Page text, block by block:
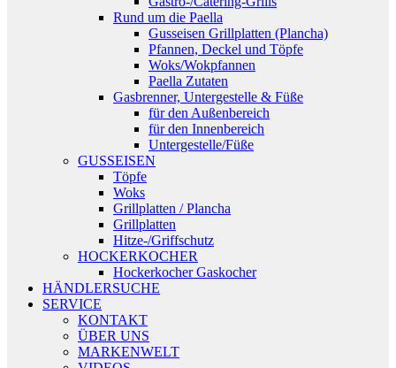
Rund um die Paella
Gusseisen Grillplatten (Plancha)
Pfannen, Deckel und Töpfe
Woks/Wokpfannen
Paella Zutaten
Gasbrenner, Untergestelle & Füße
für den Außenbereich
für den Innenbereich
Untergestelle/Füße
GUSSEISEN
Töpfe
Woks
Grillplatten / Plancha
Grillplatten
Hitze-/Griffschutz
HOCKERKOCHER
Hockerkocher Gaskocher
HÄNDLERSUCHE
SERVICE
KONTAKT
ÜBER UNS
MARKENWELT